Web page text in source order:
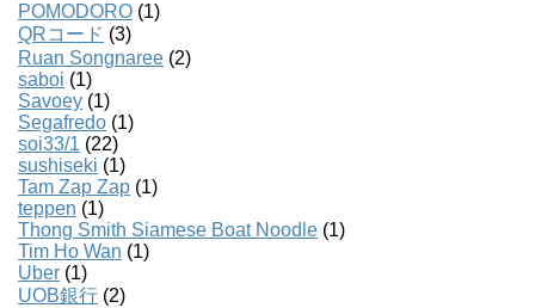
POMODORO (1)
QRコード (3)
Ruan Songnaree (2)
saboi (1)
Savoey (1)
Segafredo (1)
soi33/1 (22)
sushiseki (1)
Tam Zap Zap (1)
teppen (1)
Thong Smith Siamese Boat Noodle (1)
Tim Ho Wan (1)
Uber (1)
UOB銀行 (2)